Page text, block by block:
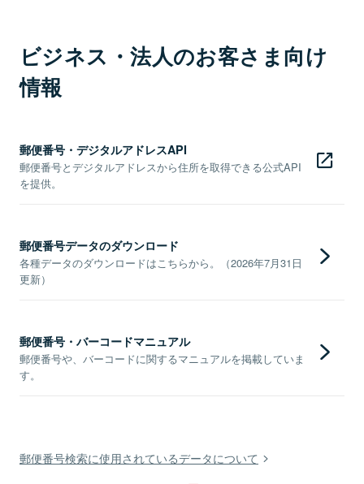
ビジネス・法人のお客さま向け
情報
郵便番号・デジタルアドレスAPI
郵便番号とデジタルアドレスから住所を取得できる公式API
を提供。
郵便番号データのダウンロード
各種データのダウンロードはこちらから。（2026年7月31日
更新）
郵便番号・バーコードマニュアル
郵便番号や、バーコードに関するマニュアルを掲載していま
す。
郵便番号検索に使用されているデータについて